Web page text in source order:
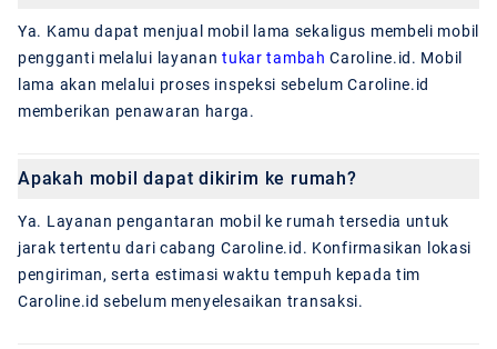
Ya. Kamu dapat menjual mobil lama sekaligus membeli mobil
pengganti melalui layanantukar tambah Caroline.id. Mobil
lama akan melalui proses inspeksi sebelum Caroline.id
memberikan penawaran harga.
Apakah mobil dapat dikirim ke rumah?
Ya. Layanan pengantaran mobil ke rumah tersedia untuk
jarak tertentu dari cabang Caroline.id. Konfirmasikan lokasi
pengiriman, serta estimasi waktu tempuh kepada tim
Caroline.id sebelum menyelesaikan transaksi.